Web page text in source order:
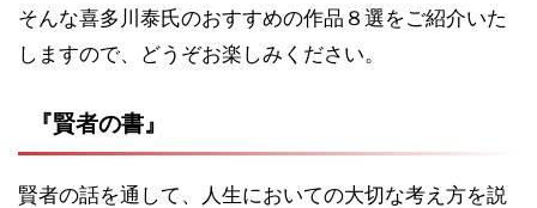
そんな喜多川泰氏のおすすめの作品８選をご紹介いた
しますので、どうぞお楽しみください。
『賢者の書』
賢者の話を通して、人生においての大切な考え方を説